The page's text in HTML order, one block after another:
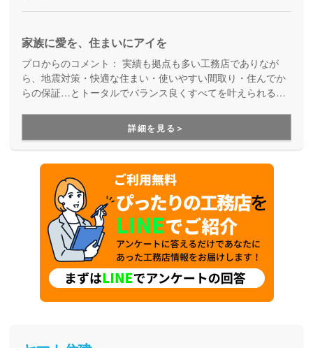
家族に愛を、住まいにアイを
プロからのコメント： 実績も拠点も多い工務店でありなが
ら、地震対策・快適な住まい・使いやすい間取り・住んでか
らの保証…とトータルでバランス良くすべてを叶えられる家
用できる間取り提案も得意なので、末長く安心して暮らせる
住まいをお求めの方、安心できるプロにまるっとお任せした
い方にもお勧めしています。
詳細を見る＞